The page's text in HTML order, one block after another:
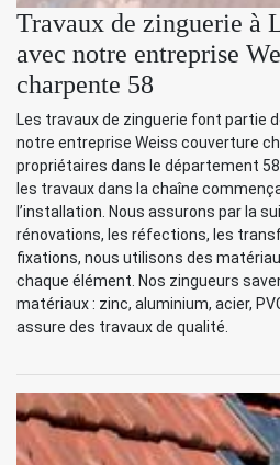
Travaux de zinguerie à
avec notre entreprise
charpente 58
Les travaux de zinguerie font partie
notre entreprise Weiss couverture
propriétaires dans le département
les travaux dans la chaîne
l’installation. Nous assurons par la
rénovations, les réfections, les
fixations, nous utilisons des
chaque élément. Nos zingueurs
matériaux : zinc, aluminium, acier,
assure des travaux de qualité.